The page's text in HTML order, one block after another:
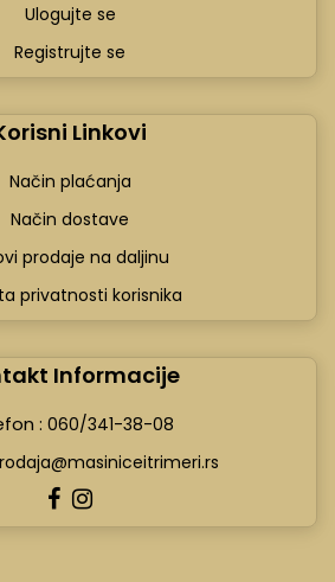
Ulogujte se
Registrujte se
Linkovi
Način plaćanja
Način dostave
prodaje na daljinu
privatnosti korisnika
Informacije
: 060/341-38-08